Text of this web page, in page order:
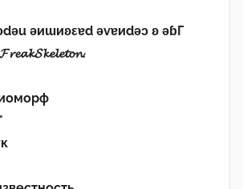
ǝиɯиʚεɐd ǝvɐиdǝɔ ʚ ǝɓГ